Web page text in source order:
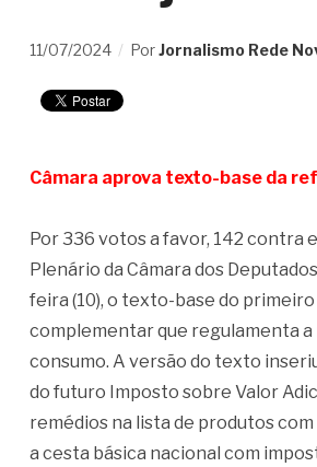
11/07/2024 PorJornalismo Rede
Câmara aprova texto-base da
Por 336 votos a favor, 142 contra
Plenário da Câmara dos
feira (10), o texto-base do
complementar que regulamenta
consumo. A versão do texto
do futuro Imposto sobre Valor
remédios na lista de produtos
a cesta básica nacional com